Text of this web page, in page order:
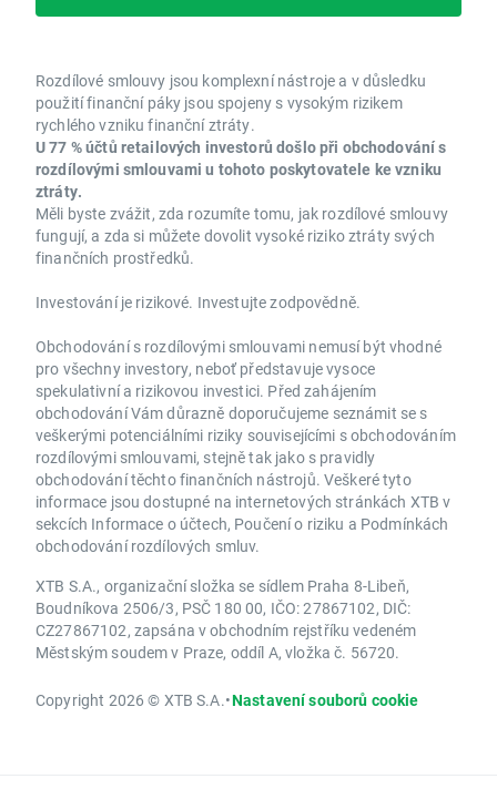
Rozdílové smlouvy jsou komplexní nástroje a v důsledku
použití finanční páky jsou spojeny s vysokým rizikem
rychlého vzniku finanční ztráty.
U 77 % účtů retailových investorů došlo při obchodování s
rozdílovými smlouvami u tohoto poskytovatele ke vzniku
ztráty.
Měli byste zvážit, zda rozumíte tomu, jak rozdílové smlouvy
fungují, a zda si můžete dovolit vysoké riziko ztráty svých
finančních prostředků.
Investování je rizikové. Investujte zodpovědně.
Obchodování s rozdílovými smlouvami nemusí být vhodné
pro všechny investory, neboť představuje vysoce
spekulativní a rizikovou investici. Před zahájením
obchodování Vám důrazně doporučujeme seznámit se s
veškerými potenciálními riziky souvisejícími s obchodováním
rozdílovými smlouvami, stejně tak jako s pravidly
obchodování těchto finančních nástrojů. Veškeré tyto
informace jsou dostupné na internetových stránkách XTB v
sekcích Informace o účtech, Poučení o riziku a Podmínkách
obchodování rozdílových smluv.
XTB S.A., organizační složka se sídlem Praha 8-Libeň,
Boudníkova 2506/3, PSČ 180 00, IČO: 27867102, DIČ:
CZ27867102, zapsána v obchodním rejstříku vedeném
Městským soudem v Praze, oddíl A, vložka č. 56720.
Copyright 2026 © XTB S.A.•Nastavení souborů cookie